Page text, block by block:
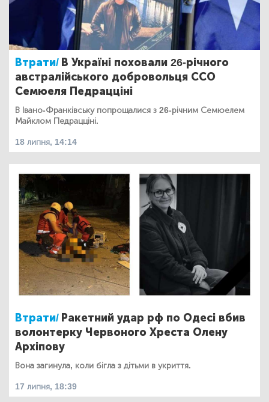
Втрати/ В Україні поховали 26-річного
австралійського добровольця ССО
Семюеля Педрацціні
В Івано-Франківську попрощалися з 26-річним Семюелем
Майклом Педрацціні.
18 липня, 14:14
Втрати/ Ракетний удар рф по Одесі вбив
волонтерку Червоного Хреста Олену
Архіпову
Вона загинула, коли бігла з дітьми в укриття.
17 липня, 18:39